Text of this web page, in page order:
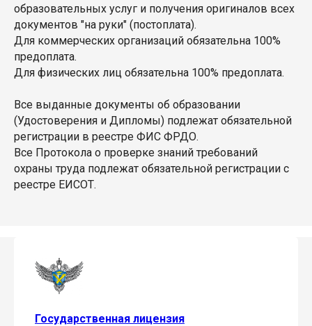
образовательных услуг и получения оригиналов всех
документов "на руки" (постоплата).
Для коммерческих организаций обязательна 100%
предоплата.
Для физических лиц обязательна 100% предоплата.
Все выданные документы об образовании
(Удостоверения и Дипломы) подлежат обязательной
регистрации в реестре ФИС ФРДО.
Все Протокола о проверке знаний требований
охраны труда подлежат обязательной регистрации с
реестре ЕИСОТ.
Государственная лицензия